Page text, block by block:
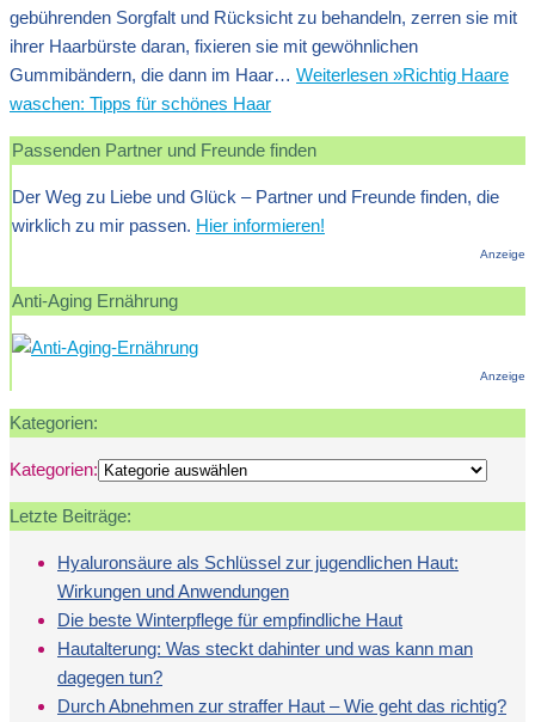
gebührenden Sorgfalt und Rücksicht zu behandeln, zerren sie mit
ihrer Haarbürste daran, fixieren sie mit gewöhnlichen
Gummibändern, die dann im Haar… Weiterlesen »Richtig Haare
waschen: Tipps für schönes Haar
Passenden Partner und Freunde finden
Der Weg zu Liebe und Glück – Partner und Freunde finden, die
wirklich zu mir passen. Hier informieren!
Anzeige
Anti-Aging Ernährung
Anzeige
Kategorien:
Kategorien:
Letzte Beiträge:
Hyaluronsäure als Schlüssel zur jugendlichen Haut:
Wirkungen und Anwendungen
Die beste Winterpflege für empfindliche Haut
Hautalterung: Was steckt dahinter und was kann man
dagegen tun?
Durch Abnehmen zur straffer Haut – Wie geht das richtig?